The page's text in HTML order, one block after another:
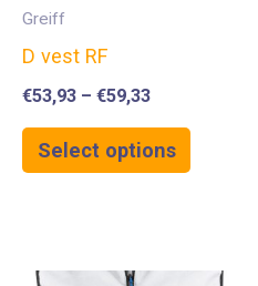
Greiff
D vest RF
€53,93 – €59,33
Select options